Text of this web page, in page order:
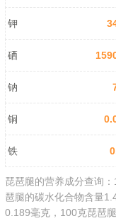
钾
硒
钠
铜
铁
琵琶腿的营养成分查询
琶腿的碳水化合物含量
0.189毫克，100克琵琶